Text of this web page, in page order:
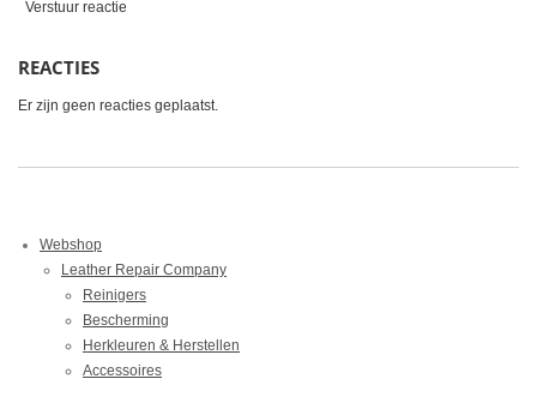
Verstuur reactie
REACTIES
Er zijn geen reacties geplaatst.
Webshop
Leather Repair Company
Reinigers
Bescherming
Herkleuren & Herstellen
Accessoires